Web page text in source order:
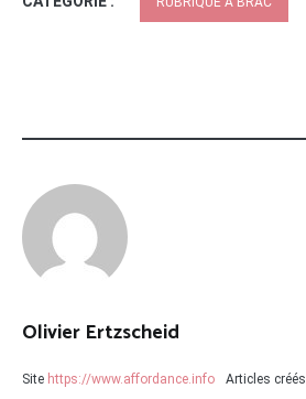
Olivier Ertzscheid
Site https://www.affordance.info Articles créés